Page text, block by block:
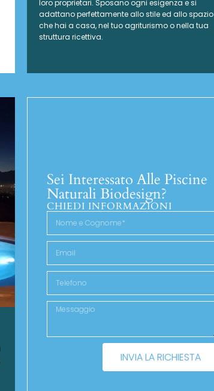
loro proprietari. Sposano ogni esigenza e si
adattano perfettamente allo stile ed allo spazio
che hai a casa, nel tuo agriturismo o nella tua
struttura ricettiva.
Sei Interessato Alle Piscine
Naturali Biodesign?
CHIEDI INFORMAZIONI
INVIA LA RICHIESTA